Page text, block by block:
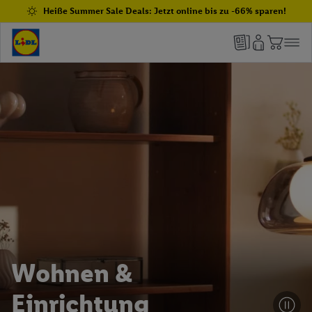
Heiße Summer Sale Deals: Jetzt online bis zu -66% sparen!
Wohnen &
Einrichtung